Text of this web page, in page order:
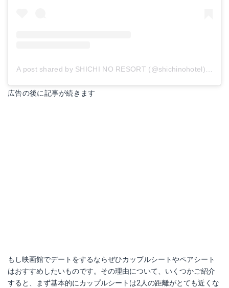
A post shared by SHICHI NO RESORT (@shichinohotel)
on
広告の後に記事が続きます
もし映画館でデートをするならぜひカップルシートやペアシート
はおすすめしたいものです。その理由について、いくつかご紹介
すると、まず基本的にカップルシートは2人の距離がとても近くな